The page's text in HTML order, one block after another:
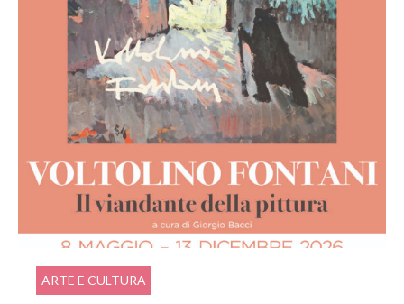
ARTE E CULTURA